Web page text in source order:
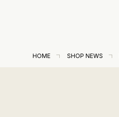
HOME SHOP NEWS